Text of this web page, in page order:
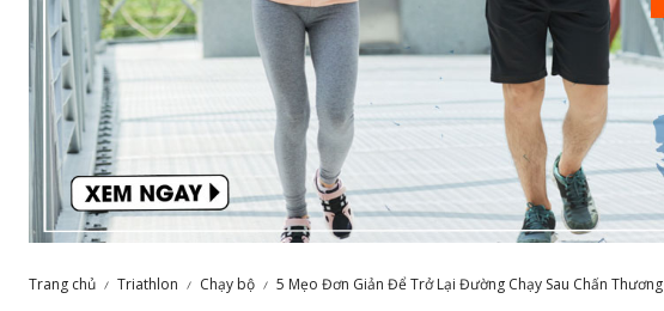
Trang chủ Triathlon Chạy bộ 5 Mẹo Đơn Giản Để Trở Lại Đường Chạy Sau Chấn Thương